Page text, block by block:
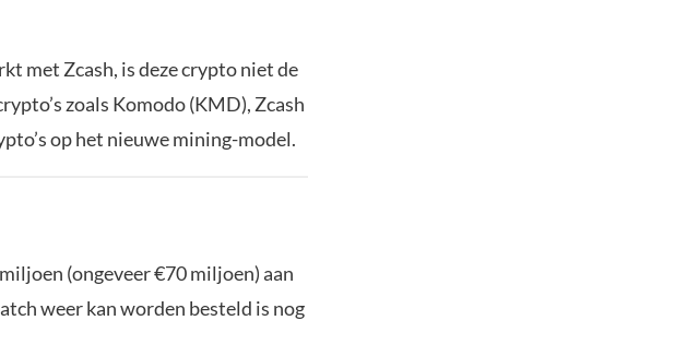
met Zcash, is deze crypto niet de
zoals Komodo (KMD), Zcash
op het nieuwe mining-model.
(ongeveer €70 miljoen) aan
weer kan worden besteld is nog